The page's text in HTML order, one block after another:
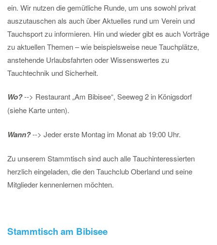
ein. Wir nutzen die gemütliche Runde, um uns sowohl privat
auszutauschen als auch über Aktuelles rund um Verein und
Tauchsport zu informieren. Hin und wieder gibt es auch Vorträge
zu aktuellen Themen – wie beispielsweise neue Tauchplätze,
anstehende Urlaubsfahrten oder Wissenswertes zu
Tauchtechnik und Sicherheit.
Wo?--> Restaurant „Am Bibisee“, Seeweg 2 in Königsdorf
(siehe Karte unten).
Wann?--> Jeder erste Montag im Monat ab 19:00 Uhr.
Zu unserem Stammtisch sind auch alle Tauchinteressierten
herzlich eingeladen, die den Tauchclub Oberland und seine
Mitglieder kennenlernen möchten.
Stammtisch am Bibisee